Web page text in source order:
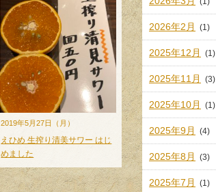
2019年5月27日（月）
えひめ 生搾り清美サワー はじ
めました
2026年2月 (1)
2025年12月 (1)
2025年11月 (3)
2025年10月 (1)
2025年9月 (4)
2025年8月 (3)
2025年7月 (1)